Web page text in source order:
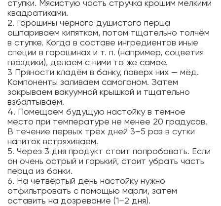
ступки. Мясистую часть стручка крошим мелкими
квадратиками.
2. Горошины чёрного душистого перца
ошпариваем кипятком, потом тщательно толчём
в ступке. Когда в составе ингредиентов иные
специи в горошинах и т. п. (например, соцветия
гвоздики), делаем с ними то же самое.
3 Пряности кладём в банку, поверх них — мёд.
Компоненты заливаем самогоном. Затем
закрываем вакуумной крышкой и тщательно
взбалтываем.
4. Помещаем будущую настойку в тёмное
место при температуре не менее 20 градусов.
В течение первых трёх дней 3–5 раз в сутки
напиток встряхиваем.
5. Через 3 дня продукт стоит попробовать. Если
он очень острый и горький, стоит убрать часть
перца из банки.
6. На четвёртый день настойку нужно
отфильтровать с помощью марли, затем
оставить на дозревание (1–2 дня).